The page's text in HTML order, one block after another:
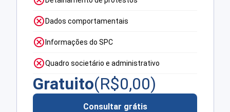
Dados comportamentais
Informações do SPC
Quadro societário e administrativo
Gratuito(R$0,00)
Consultar grátis